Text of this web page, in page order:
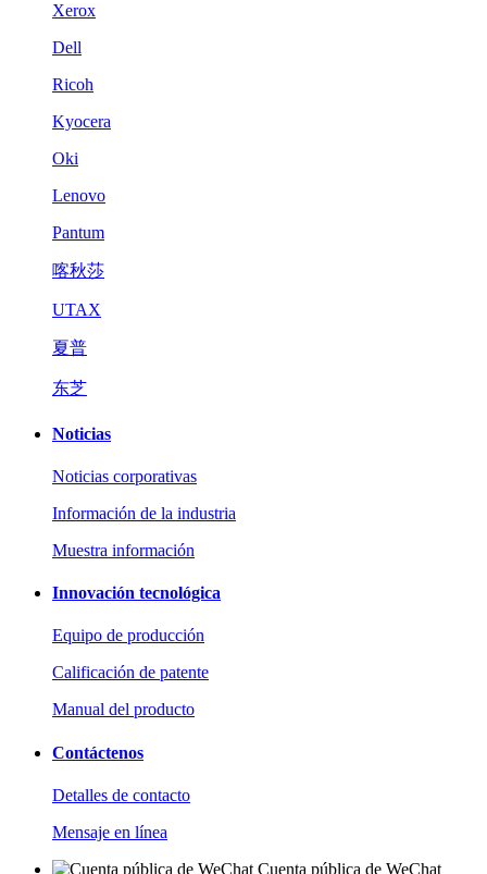
Xerox
Dell
Ricoh
Kyocera
Oki
Lenovo
Pantum
喀秋莎
UTAX
夏普
东芝
Noticias
Noticias corporativas
Información de la industria
Muestra información
Innovación tecnológica
Equipo de producción
Calificación de patente
Manual del producto
Contáctenos
Detalles de contacto
Mensaje en línea
Cuenta pública de WeChat